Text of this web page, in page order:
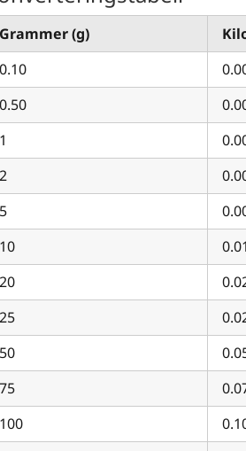
Grammer (g)
0.10
0.50
1
2
5
10
20
25
50
75
100